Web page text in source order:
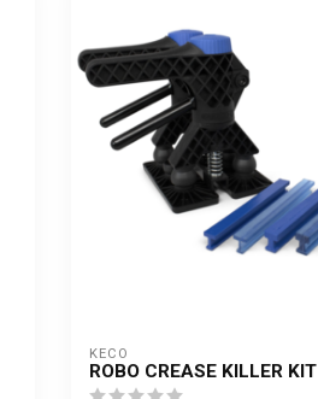
KECO
ROBO CREASE KILLER KIT